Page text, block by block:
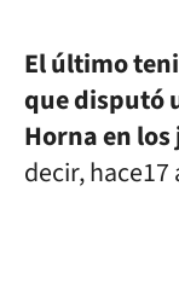
El último
que disputó
Horna en
decir, hace17